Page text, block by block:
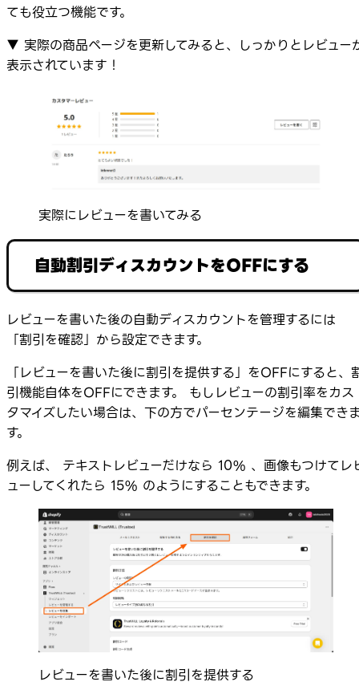
ても役立つ機能です。
▼ 実際の商品ページを更新してみると、しっかりとレビュー
表示されています！
実際にレビューを書いてみる
自動割引ディスカウントをOFFにする
レビューを書いた後の自動ディスカウントを管理するには
「割引を確認」から設定できます。
「レビューを書いた後に割引を提供する」をOFFにすると、
引機能自体をOFFにできます。 もしレビューの割引率をカス
タマイズしたい場合は、下の方でパーセンテージを編集でき
す。
例えば、 テキストレビューだけなら 10% 、画像もつけてレ
ューしてくれたら 15% のようにすることもできます。
レビューを書いた後に割引を提供する